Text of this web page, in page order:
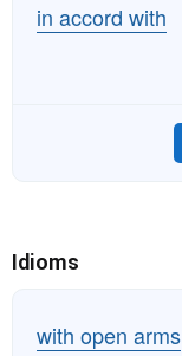
in accord with
Idioms
with open arms